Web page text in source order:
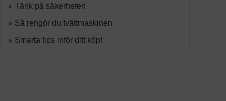
Tänk på säkerheten
Så rengör du tvättmaskinen
Smarta tips inför ditt köp!